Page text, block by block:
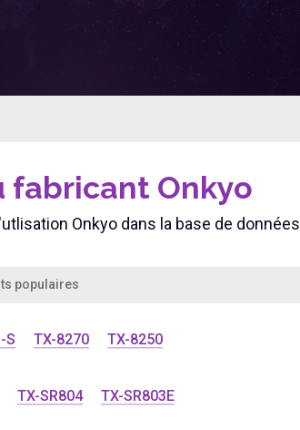
Onkyo
Onkyo dans la base de données
populaires
S TX-8270 TX-8250
TX-SR804 TX-SR803E